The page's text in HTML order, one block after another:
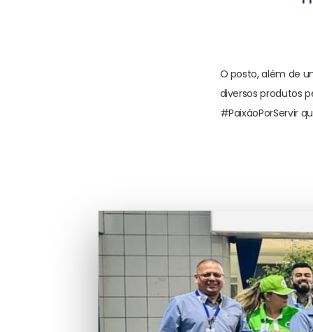
O posto, além de
diversos produtos
#PaixãoPorServir